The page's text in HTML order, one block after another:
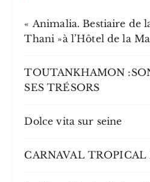
« Animalia. Bestiaire de
Thani »à l’Hôtel de la
TOUTANKHAMON
SES TRÉSORS
Dolce vita sur seine
CARNAVAL TROPICAL